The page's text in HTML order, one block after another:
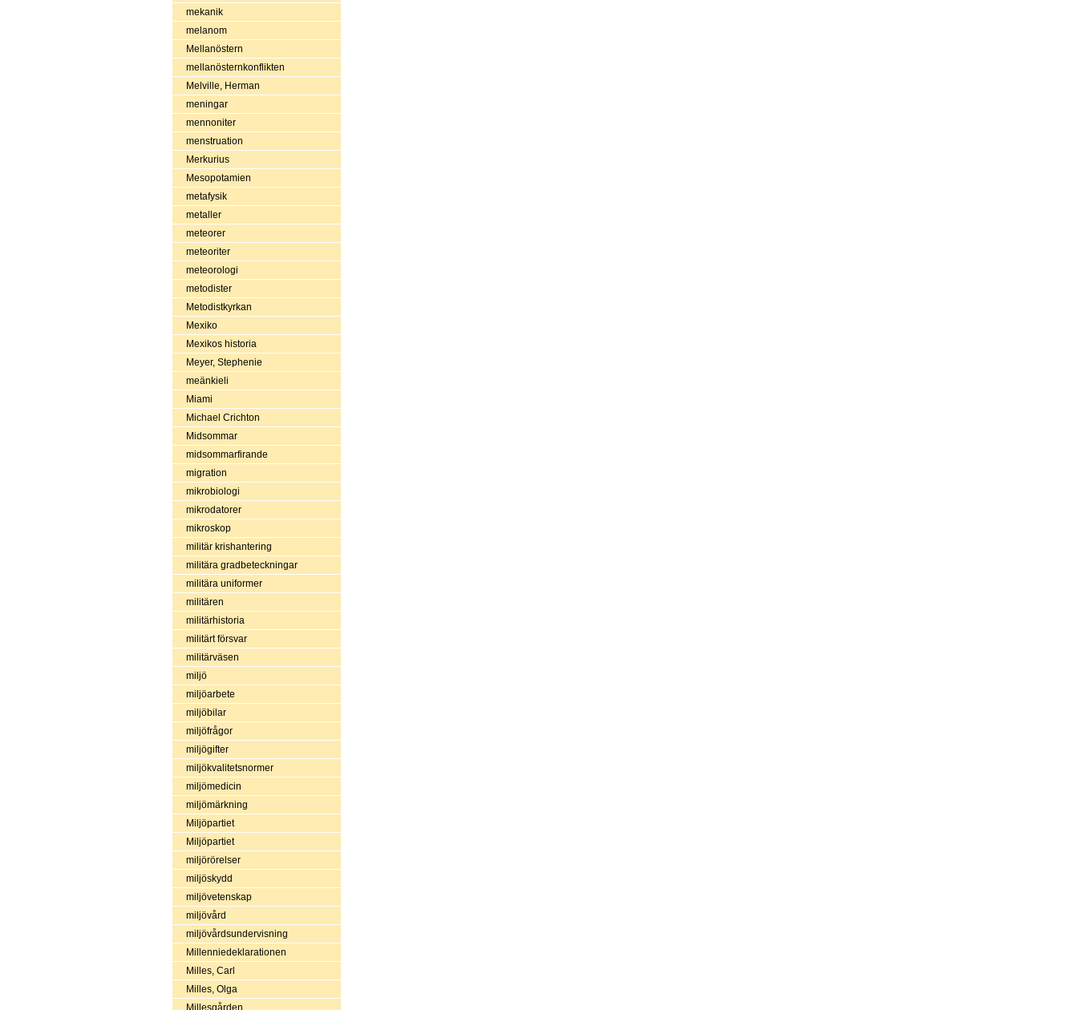
mekanik
melanom
Mellanöstern
mellanösternkonflikten
Melville, Herman
meningar
mennoniter
menstruation
Merkurius
Mesopotamien
metafysik
metaller
meteorer
meteoriter
meteorologi
metodister
Metodistkyrkan
Mexiko
Mexikos historia
Meyer, Stephenie
meänkieli
Miami
Michael Crichton
Midsommar
midsommarfirande
migration
mikrobiologi
mikrodatorer
mikroskop
militär krishantering
militära gradbeteckningar
militära uniformer
militären
militärhistoria
militärt försvar
militärväsen
miljö
miljöarbete
miljöbilar
miljöfrågor
miljögifter
miljökvalitetsnormer
miljömedicin
miljömärkning
Miljöpartiet
Miljöpartiet
miljörörelser
miljöskydd
miljövetenskap
miljövård
miljövårdsundervisning
Millenniedeklarationen
Milles, Carl
Milles, Olga
Millesgården